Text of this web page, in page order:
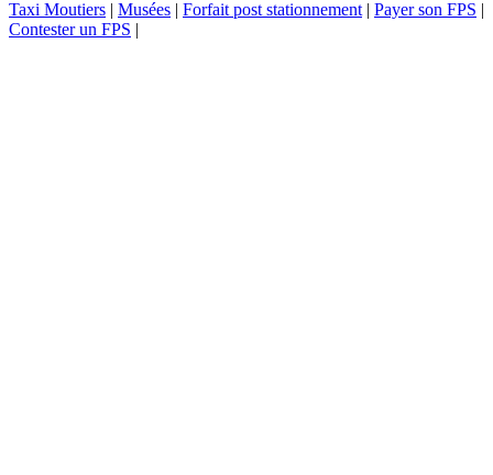
Taxi Moutiers | Musées | Forfait post stationnement | Payer son FPS |
Contester un FPS |